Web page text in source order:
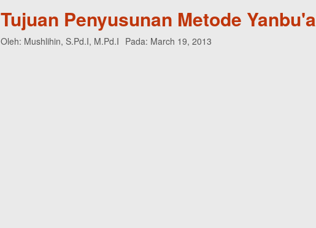
Tujuan Penyusunan Metode Yanbu'a
Oleh: Mushlihin, S.Pd.I, M.Pd.I Pada: March 19, 2013